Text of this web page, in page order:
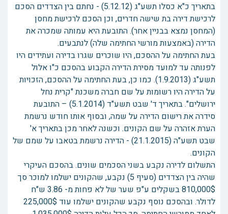
בתאריך כ"א כסלו תשע"ג (5.12.12) - נחתם בין הצדדים הסכם
לרכישת דירה בת שישה חדרים, וכן הסכם לרכישת מחסן
(המחסן נמצא בבניין אחר). התובעת היא עמותה שמכרה את
הדירה (באמצעות מורשי החתימה שלה) לנתבעים.
בעת החתימה על ההסכם, היו שוכרים שגרו בדירה ועתידים היו
לפנותה עד למועד מסירת הדירה הקבוע בהסכם כ"ו אלול
תשע"ג (1.9.2013). כמו כן, בעת החתימה על ההסכם, הזכויות
על הדירה היו רשומות על שם חברה משכנת "קרית נחל
ירושלים". בתאריך ד' שבט תשע"ד (5.1.2014) – התובעת
סידרה את רישום הדירה על שמה, ובסוף אותו חודש נרשמת
הערת אזהרה על שם הקונים. וכשנה לאחר מכן בתאריך א'
שבט תשע"ה (21.1.2015) - הדירה נרשמת בטאבו על שמם של
הקונים.
התשלום לדירה נקבע בשני הסכמים שונים. בהסכם העיקרי
שהיה בין הצדדים (סעיף 5) נקבע, שהקונים ישלמו למוכר סך
810,000$ בשקלים ע"פ שער של לא פחות מ- 3.86 ש"ח
לדולר. ובהסכם נוסף נקבע שהקונים ישלמו עוד 225,000$